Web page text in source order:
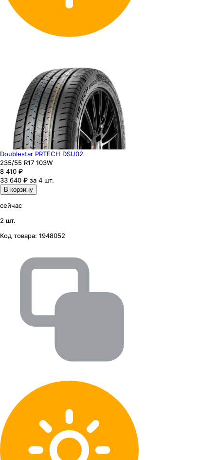
Doublestar PRTECH DSU02
235/55 R17 103W
8 410 ₽
33 640 ₽ за 4 шт.
В корзину
сейчас
2 шт.
Код товара: 1948052